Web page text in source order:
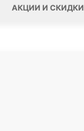
АКЦИИ И СКИДКИ